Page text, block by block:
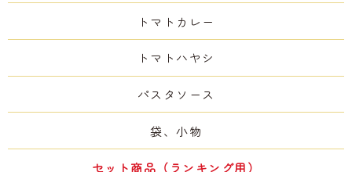
トマトカレー
トマトハヤシ
パスタソース
袋、小物
セット商品（ランキング用）